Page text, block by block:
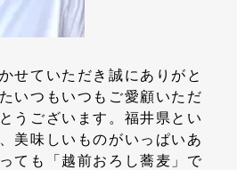
せていただき誠にありがと
いつもいつもご愛顧いただ
うございます。福井県とい
美味しいものがいっぱいあ
ても「越前おろし蕎麦」で